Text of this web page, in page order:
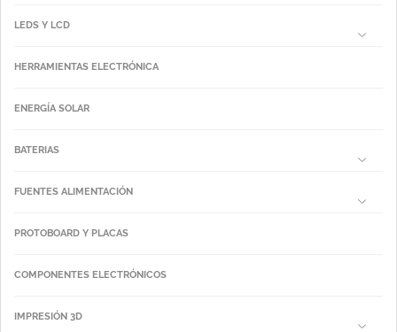
LEDS Y LCD
HERRAMIENTAS ELECTRÓNICA
ENERGÍA SOLAR
BATERIAS
FUENTES ALIMENTACIÓN
PROTOBOARD Y PLACAS
COMPONENTES ELECTRÓNICOS
IMPRESIÓN 3D